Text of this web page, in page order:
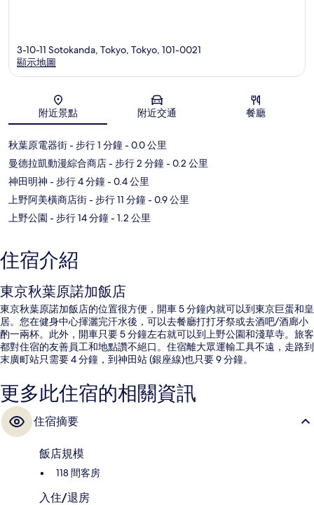
地圖
3-10-11 Sotokanda, Tokyo, Tokyo, 101-0021
顯示地圖
附近景點 附近交通 餐廳
秋葉原電器街- 步行 1 分鐘- 0.0 公里
曼德拉凱動漫綜合商店- 步行 2 分鐘- 0.2 公里
神田明神 - 步行 4 分鐘- 0.4 公里
上野阿美橫商店街- 步行 11 分鐘- 0.9 公里
上野公園 - 步行 14 分鐘- 1.2 公里
住宿介紹
東京秋葉原諾加飯店
東京秋葉原諾加飯店的位置很方便，開車 5 分鐘內就可以到東京巨蛋和皇
居。您在健身中心揮灑完汗水後，可以去餐廳打打牙祭或去酒吧/酒廊小
酌一兩杯。此外，開車只要 5 分鐘左右就可以到上野公園和淺草寺。旅客
都對住宿的友善員工和地點讚不絕口。住宿離大眾運輸工具不遠，走路到
末廣町站只需要 4 分鐘，到神田站 (銀座線)也只要 9 分鐘。
更多此住宿的相關資訊
住宿摘要
飯店規模
118 間客房
入住/退房